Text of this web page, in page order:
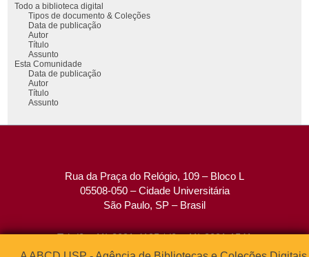
Todo a biblioteca digital
Tipos de documento & Coleções
Data de publicação
Autor
Título
Assunto
Esta Comunidade
Data de publicação
Autor
Título
Assunto
Rua da Praça do Relógio, 109 – Bloco L
05508-050 – Cidade Universitária
São Paulo, SP – Brasil
Tel: (0xx11) 3091-4195 / (0xx11) 3091-1541
Fax: (0xx11) 3091-1567